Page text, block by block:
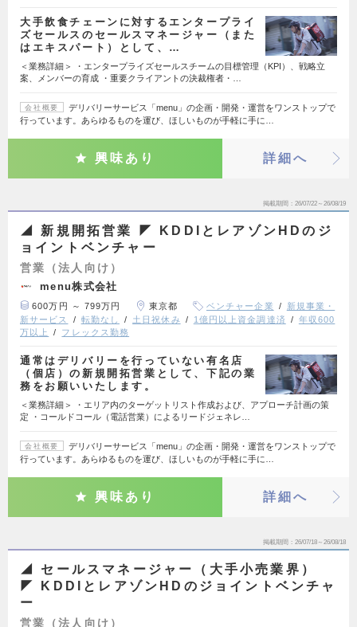
大手飲食チェーンに対するエンタープライ
ズセールスのセールスマネージャー（また
はエキスパート）として、…
＜業務詳細＞ ・エンタープライズセールスチームの目標管理（KPI）、戦略立
案、メンバーの育成 ・重要クライアントの決裁権者・…
会社概要
デリバリーサービス「menu」の企画・開発・運営をワンストップで
行っています。あらゆるものを運び、ほしいものが手軽に手に…
興味あり 詳細へ
掲載期間 26/07/22～26/08/19
◢ 新規開拓営業 ◤ KDDIとレアゾンHDのジ
ョイントベンチャー
営業（法人向け）
menu株式会社
600万円 ～ 799万円 東京都 ベンチャー企業
新規事業・
新サービス
転勤なし 土日祝休み 1億円以上資金調達済
年収600
万以上
フレックス勤務
通常はデリバリーを行っていない有名店
（個店）の新規開拓営業として、下記の業
務をお願いいたします。
＜業務詳細＞ ・エリア内のターゲットリスト作成および、アプローチ計画の策
定 ・コールドコール（電話営業）によるリードジェネレ…
会社概要
デリバリーサービス「menu」の企画・開発・運営をワンストップで
行っています。あらゆるものを運び、ほしいものが手軽に手に…
興味あり 詳細へ
掲載期間 26/07/18～26/08/18
◢ セールスマネージャー（大手小売業界）
◤ KDDIとレアゾンHDのジョイントベンチャ
ー
営業（法人向け）